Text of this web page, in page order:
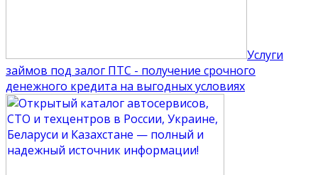
Услуги
займов под залог ПТС - получение срочного
денежного кредита на выгодных условиях